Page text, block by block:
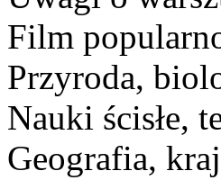
Film
Przyroda,
Nauki ścisłe,
Geografia,